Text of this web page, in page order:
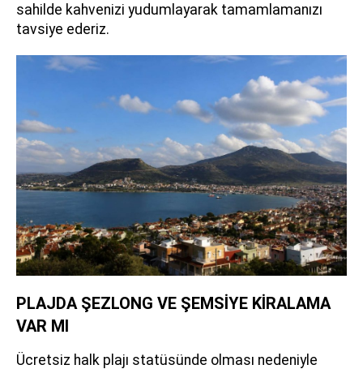
sahilde kahvenizi yudumlayarak tamamlamanızı
tavsiye ederiz.
PLAJDA ŞEZLONG VE ŞEMSİYE KİRALAMA
VAR MI
Ücretsiz halk plajı statüsünde olması nedeniyle